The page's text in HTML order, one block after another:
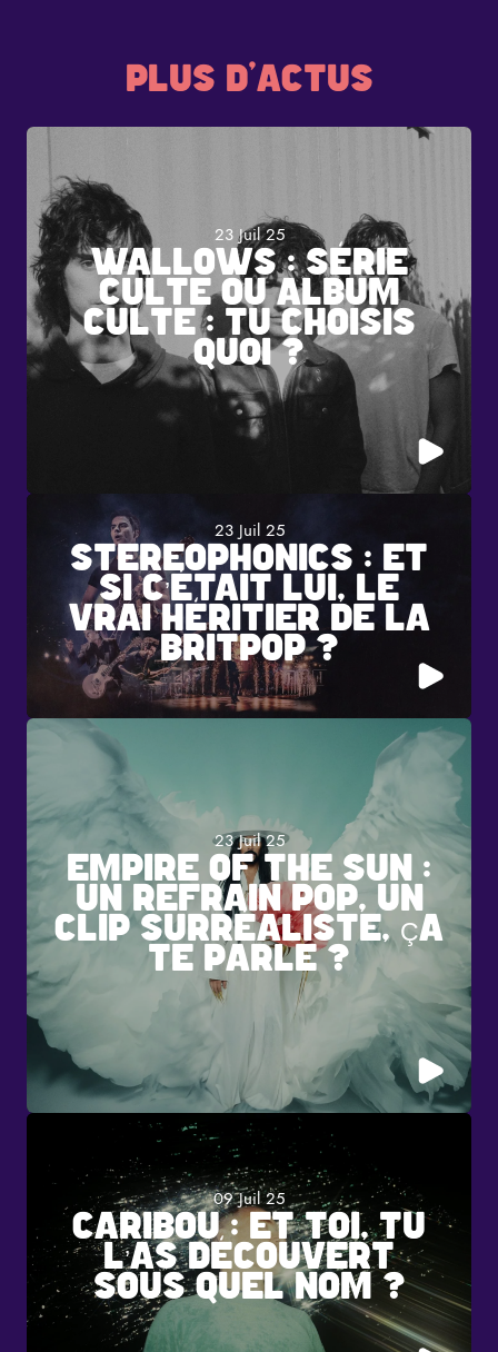
PLUS D'ACTUS
23 Juil 25
WALLOWS : SÉRIE
CULTE OU ALBUM
CULTE : TU CHOISIS
QUOI ?
23 Juil 25
STEREOPHONICS : ET
SI C’ÉTAIT LUI, LE
VRAI HÉRITIER DE LA
BRITPOP ?
23 Juil 25
EMPIRE OF THE SUN :
UN REFRAIN POP, UN
CLIP SURRÉALISTE, ÇA
TE PARLE ?
09 Juil 25
CARIBOU : ET TOI, TU
L’AS DÉCOUVERT
SOUS QUEL NOM ?